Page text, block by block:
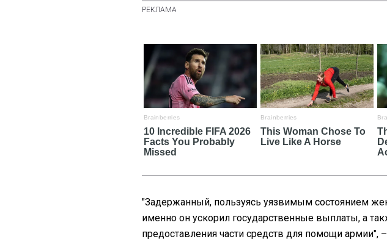
"Задержанный, пользуясь уязвимым состоянием
именно он ускорил государственные выплаты, а
предоставления части средств для помощи армии",